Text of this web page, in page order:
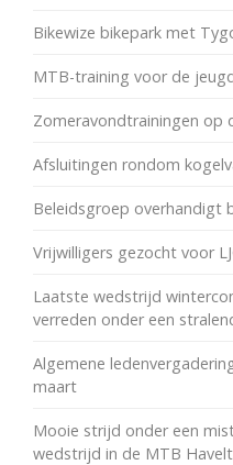
Bikewize bikepark met
MTB-training voor de
Zomeravondtrainingen op
Afsluitingen rondom
Beleidsgroep overhandigt
Vrijwilligers gezocht voor
Laatste wedstrijd
verreden onder een
Algemene
maart
Mooie strijd onder een
wedstrijd in de MTB